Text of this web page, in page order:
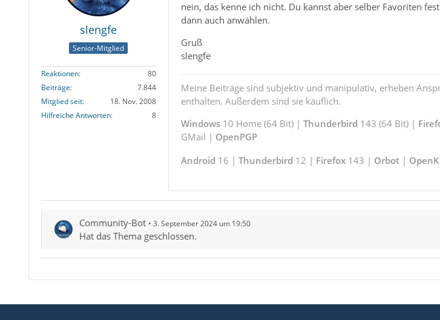
slengfe
Senior-Mitglied
Reaktionen
80
Beiträge
7.844
Mitglied seit
18. Nov. 2008
Hilfreiche Antworten
8
nein, das kenne ich nicht. Du kannst aber selber Favoriten
dann auch anwählen.
Gruß
slengfe
Meine Beiträge sind subjektiv und manipulativ, erheben
enthalten. Außerdem sind sie käuflich.
Windows10 Home (64 Bit) | Thunderbird 143 (64 Bit) |
GMail | OpenPGP
Android 16 | Thunderbird 12 | Firefox143 | Orbot|
Community-Bot 3. September 2024 um 19:50
Hat das Thema geschlossen.